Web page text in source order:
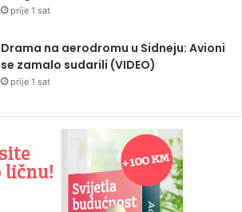
prije 1 sat
Drama na aerodromu u Sidneju: Avioni
se zamalo sudarili (VIDEO)
prije 1 sat